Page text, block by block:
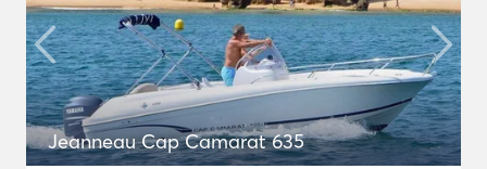
Jeanneau Cap Camarat 635